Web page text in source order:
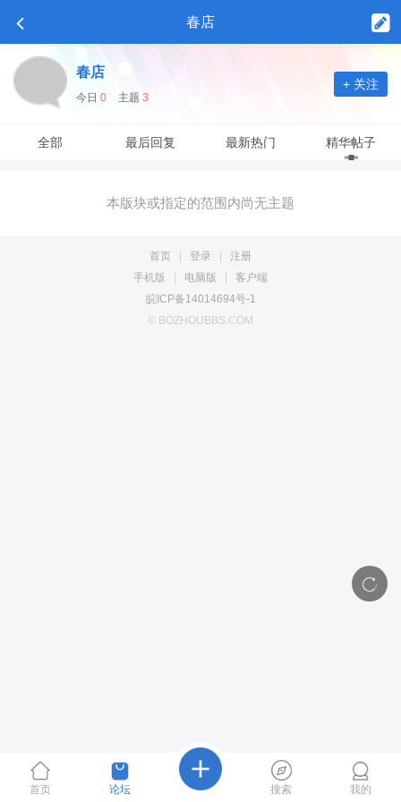
春店
春店
今日 0 主题 3
+ 关注
全部 最后回复 最新热门 精华帖子
本版块或指定的范围内尚无主题
首页 登录
注册
手机版
电脑版
客户端
皖ICP备14014694号-1
© BOZHOUBBS.COM
首页 论坛 搜索 我的